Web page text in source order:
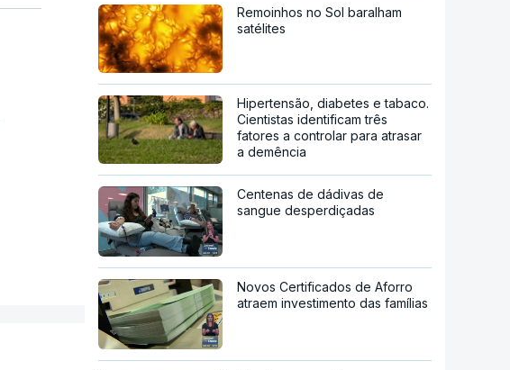
Remoinhos no Sol baralham
satélites
Hipertensão, diabetes e tabaco.
Cientistas identificam três
fatores a controlar para atrasar
a demência
Centenas de dádivas de
sangue desperdiçadas
Novos Certificados de Aforro
atraem investimento das famílias